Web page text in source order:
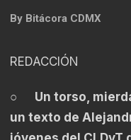
By Bitácora CDMX
REDACCIÓN
○ Un torso,
un texto de